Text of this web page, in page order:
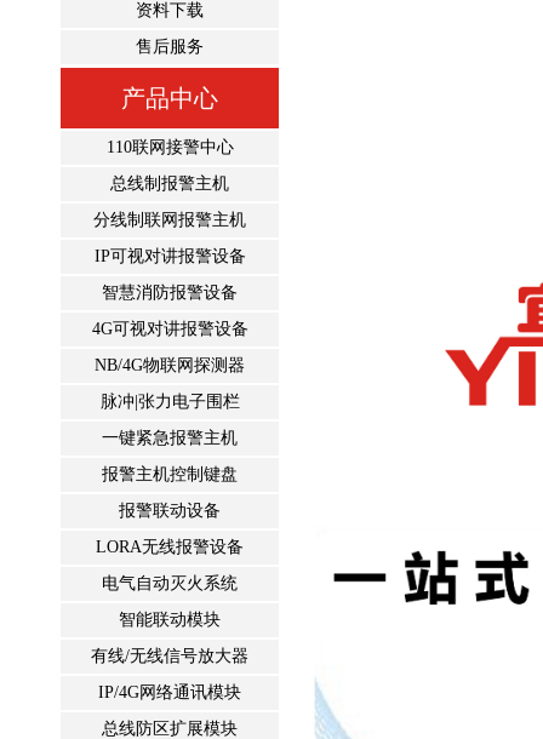
资料下载
售后服务
产品中心
110联网接警中心
总线制报警主机
分线制联网报警主机
IP可视对讲报警设备
智慧消防报警设备
4G可视对讲报警设备
NB/4G物联网探测器
脉冲|张力电子围栏
一键紧急报警主机
报警主机控制键盘
报警联动设备
LORA无线报警设备
电气自动灭火系统
智能联动模块
有线/无线信号放大器
IP/4G网络通讯模块
总线防区扩展模块